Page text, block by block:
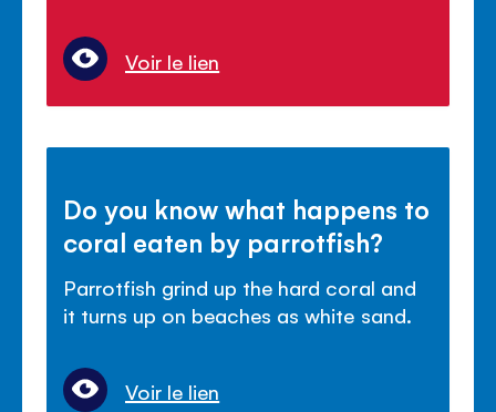
Voir le lien
Do you know what happens to
coral eaten by parrotfish?
Parrotfish grind up the hard coral and
it turns up on beaches as white sand.
Voir le lien